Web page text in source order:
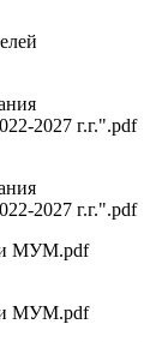
2027 г.г.".pdf
2027 г.г.".pdf
МУМ.pdf
МУМ.pdf